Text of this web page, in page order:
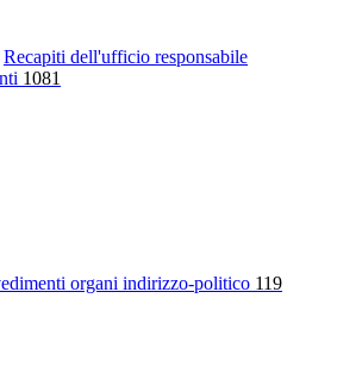
Recapiti dell'ufficio responsabile
1081
organi indirizzo-politico 119